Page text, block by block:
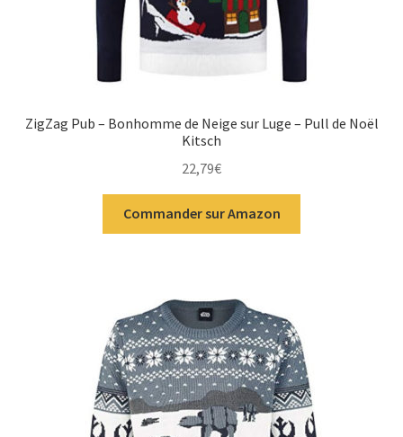
ZigZag Pub – Bonhomme de Neige sur Luge – Pull de Noël
Kitsch
22,79€
Commander sur Amazon